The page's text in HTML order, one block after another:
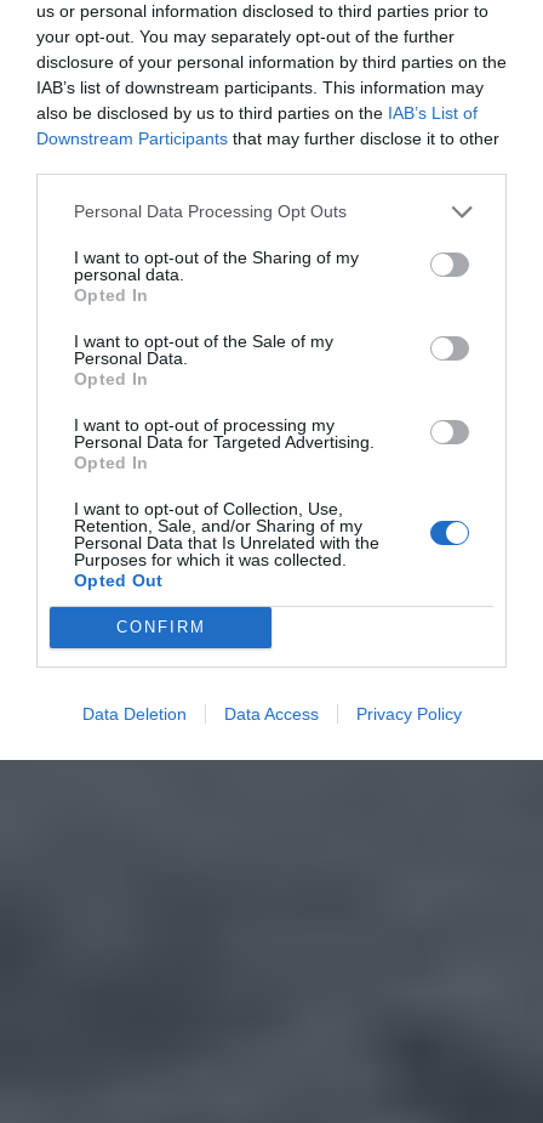
us or personal information disclosed to third parties prior to
your opt-out. You may separately opt-out of the further
disclosure of your personal information by third parties on the
IAB’s list of downstream participants. This information may
also be disclosed by us to third parties on the IAB’s List of
Downstream Participants that may further disclose it to other
Personal Data Processing Opt Outs
I want to opt-out of the Sharing of my
personal data.
Opted In
I want to opt-out of the Sale of my
Personal Data.
Opted In
I want to opt-out of processing my
Personal Data for Targeted Advertising.
Opted In
I want to opt-out of Collection, Use,
Retention, Sale, and/or Sharing of my
Personal Data that Is Unrelated with the
Purposes for which it was collected.
Opted Out
CONFIRM
Data Deletion Data Access Privacy Policy